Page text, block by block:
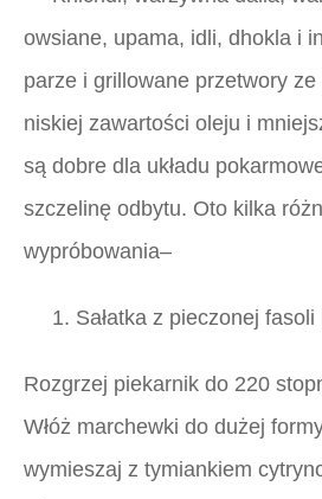
owsiane, upama, idli, dhokla i
parze i grillowane przetwory
niskiej zawartości oleju i
są dobre dla układu
szczelinę odbytu. Oto kilka
wypróbowania–
1. Sałatka z pieczonej
Rozgrzej piekarnik do 220
Włóż marchewki do dużej
wymieszaj z tymiankiem